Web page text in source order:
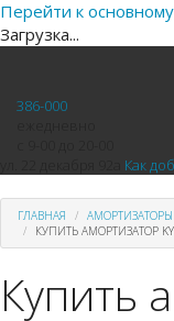
Перейти к
Загрузка...
386-000
Как
ГЛАВНАЯ
КУПИТЬ АМОРТИЗАТОР
Купить